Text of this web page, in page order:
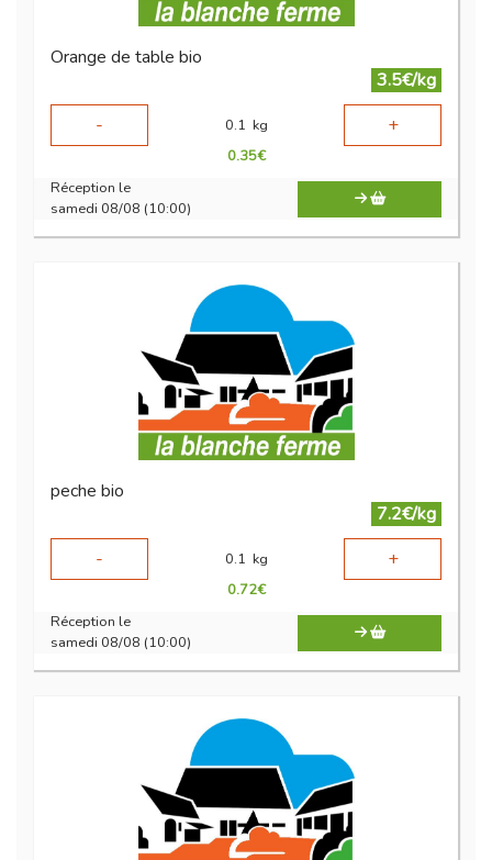
Orange de table bio
3.5€/kg
-
0.1 kg +
0.35€
Réception le
samedi 08/08 (10:00)
peche bio
7.2€/kg
-
0.1 kg +
0.72€
Réception le
samedi 08/08 (10:00)